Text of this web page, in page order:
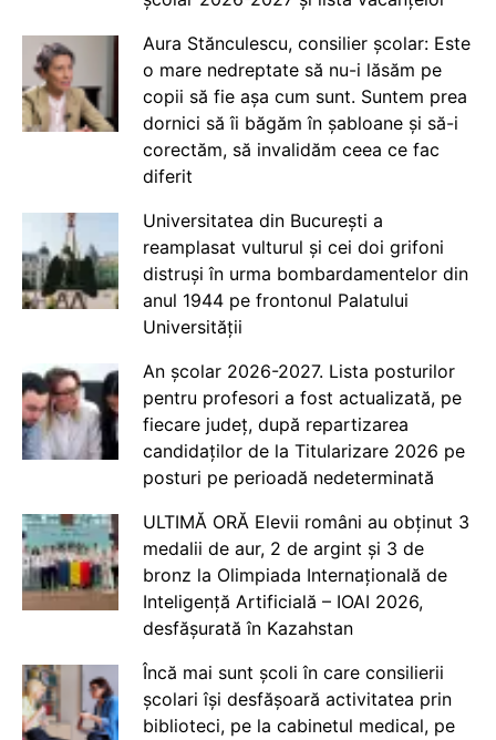
Aura Stănculescu, consilier școlar: Este
o mare nedreptate să nu-i lăsăm pe
copii să fie așa cum sunt. Suntem prea
dornici să îi băgăm în șabloane și să-i
corectăm, să invalidăm ceea ce fac
diferit
Universitatea din București a
reamplasat vulturul și cei doi grifoni
distruși în urma bombardamentelor din
anul 1944 pe frontonul Palatului
Universității
An școlar 2026-2027. Lista posturilor
pentru profesori a fost actualizată, pe
fiecare județ, după repartizarea
candidaților de la Titularizare 2026 pe
posturi pe perioadă nedeterminată
ULTIMĂ ORĂ Elevii români au obținut 3
medalii de aur, 2 de argint și 3 de
bronz la Olimpiada Internațională de
Inteligență Artificială – IOAI 2026,
desfășurată în Kazahstan
Încă mai sunt școli în care consilierii
școlari își desfășoară activitatea prin
biblioteci, pe la cabinetul medical, pe